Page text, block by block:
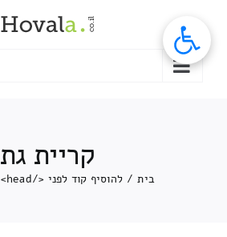
קריית גת
בית / להוסיף קוד לפני </head> תג.